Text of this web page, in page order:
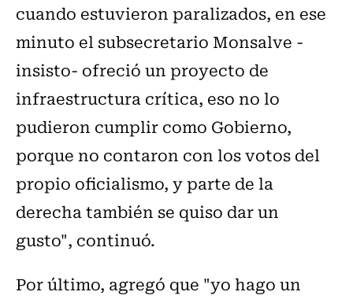
cuando estuvieron paralizados, en ese
minuto el subsecretario Monsalve -
insisto- ofreció un proyecto de
infraestructura crítica, eso no lo
pudieron cumplir como Gobierno,
porque no contaron con los votos del
propio oficialismo, y parte de la
derecha también se quiso dar un
gusto", continuó.
Por último, agregó que "yo hago un